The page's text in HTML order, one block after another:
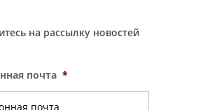
на рассылку новостей
почта *